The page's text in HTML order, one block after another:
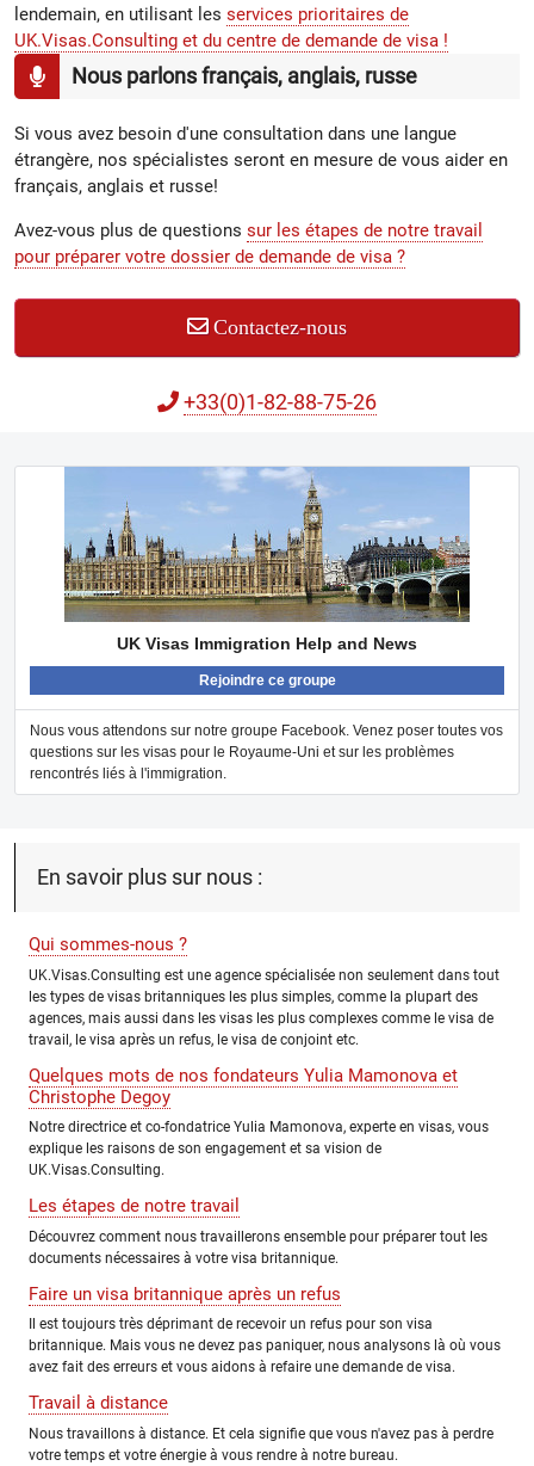
lendemain, en utilisant les services prioritaires de
UK.Visas.Consulting et du centre de demande de visa !
Nous parlons français, anglais, russe
Si vous avez besoin d'une consultation dans une langue
étrangère, nos spécialistes seront en mesure de vous aider en
français, anglais et russe!
Avez-vous plus de questions sur les étapes de notre travail
pour préparer votre dossier de demande de visa ?
Contactez-nous
+33(0)1-82-88-75-26
UK Visas Immigration Help and News
Rejoindre ce groupe
Nous vous attendons sur notre groupe Facebook. Venez poser toutes vos
questions sur les visas pour le Royaume-Uni et sur les problèmes
rencontrés liés à l'immigration.
En savoir plus sur nous :
Qui sommes-nous ?
UK.Visas.Consulting est une agence spécialisée non seulement dans tout
les types de visas britanniques les plus simples, comme la plupart des
agences, mais aussi dans les visas les plus complexes comme le visa de
travail, le visa après un refus, le visa de conjoint etc.
Quelques mots de nos fondateurs Yulia Mamonova et
Christophe Degoy
Notre directrice et co-fondatrice Yulia Mamonova, experte en visas, vous
explique les raisons de son engagement et sa vision de
UK.Visas.Consulting.
Les étapes de notre travail
Découvrez comment nous travaillerons ensemble pour préparer tout les
documents nécessaires à votre visa britannique.
Faire un visa britannique après un refus
Il est toujours très déprimant de recevoir un refus pour son visa
britannique. Mais vous ne devez pas paniquer, nous analysons là où vous
avez fait des erreurs et vous aidons à refaire une demande de visa.
Travail à distance
Nous travaillons à distance. Et cela signifie que vous n'avez pas à perdre
votre temps et votre énergie à vous rendre à notre bureau.